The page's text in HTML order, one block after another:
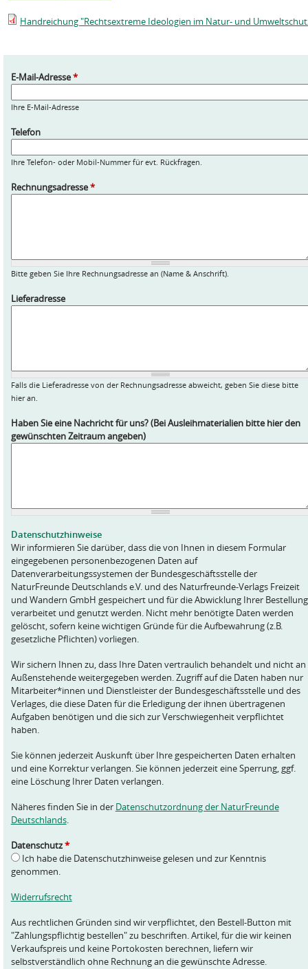
Handreichung "Rechtsextreme Ideologien im Natur- und
E-Mail-Adresse*
Ihre E-Mail-Adresse
Telefon
Ihre Telefon- oder Mobil-Nummer für evt. Rückfragen.
Rechnungsadresse*
Bitte geben Sie Ihre Rechnungsadresse an (Name & Anschrift).
Lieferadresse
Falls die Lieferadresse von der Rechnungsadresse abweicht, geben Sie diese bitte
hier an.
Haben Sie eine Nachricht für uns? (Bei Ausleihmaterialien bitte hier den
gewünschten Zeitraum angeben)
Datenschutzhinweise
Wir informieren Sie darüber, dass die von Ihnen in diesem Formular
eingegebenen personenbezogenen Daten auf
Datenverarbeitungssystemen der Bundesgeschäftsstelle der
NaturFreunde Deutschlands e.V. und des Naturfreunde-Verlags Freizeit
und Wandern GmbH gespeichert und für die Abwicklung Ihrer Bestellung
verarbeitet und genutzt werden. Nicht mehr benötigte Daten werden
gelöscht, sofern keine wichtigen Gründe für die Aufbewahrung (z.B.
gesetzliche Pflichten) vorliegen.
Wir sichern Ihnen zu, dass Ihre Daten vertraulich behandelt und nicht an
Außenstehende weitergegeben werden. Zugriff auf die Daten haben nur
Mitarbeiter*innen und Dienstleister der Bundesgeschäftsstelle und des
Verlages, die diese Daten für die Erledigung der ihnen übertragenen
Aufgaben benötigen und die sich zur Verschwiegenheit verpflichtet
haben.
Sie können jederzeit Auskunft über Ihre gespeicherten Daten erhalten
und eine Korrektur verlangen. Sie können jederzeit eine Sperrung, ggf.
eine Löschung Ihrer Daten verlangen.
Näheres finden Sie in der Datenschutzordnung der NaturFreunde
Deutschlands.
Datenschutz*
Ich habe die Datenschutzhinweise gelesen und zur Kenntnis
genommen.
Widerrufsrecht
Aus rechtlichen Gründen sind wir verpflichtet, den Bestell-Button mit
"Zahlungspflichtig bestellen" zu beschriften. Artikel, für die wir keinen
Verkaufspreis und keine Portokosten berechnen, liefern wir
selbstverständlich ohne Rechnung an die gewünschte Adresse.